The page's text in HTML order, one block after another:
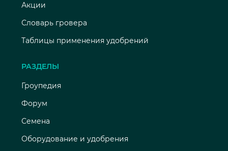
Акции
Словарь гровера
Таблицы применения удобрений
РАЗДЕЛЫ
Гроупедия
Форум
Семена
Оборудование и удобрения